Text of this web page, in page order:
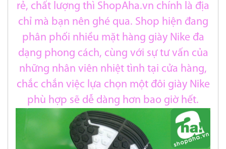
rẻ, chất lượng thì ShopAha.vn chính là địa
chỉ mà bạn nên ghé qua. Shop hiện đang
phân phối nhiều mặt hàng giày Nike đa
dạng phong cách, cùng với sự tư vấn của
những nhân viên nhiệt tình tại cửa hàng,
chắc chắn việc lựa chọn một đôi giày Nike
phù hợp sẽ dễ dàng hơn bao giờ hết.